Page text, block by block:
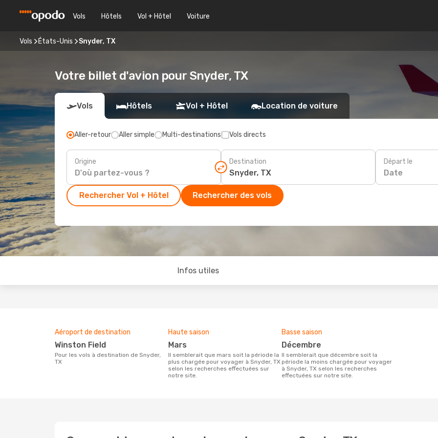
Vols Hôtels Vol + Hôtel Voiture
Vols États-Unis Snyder, TX
Votre billet d'avion pour Snyder, TX
Vols Hôtels Vol + Hôtel Location de voiture
Aller-retour Aller simple Multi-destinations Vols directs
Origine Destination Départ le
Date
Rechercher Vol + Hôtel Rechercher des vols
Infos utiles
Aéroport de destination
Winston Field
Pour les vols à destination de Snyder,
TX
Haute saison
mars
Il semblerait que mars soit la période la
plus chargée pour voyager à Snyder, TX
selon les recherches effectuées sur
notre site.
Basse saison
décembre
Il semblerait que décembre soit la
période la moins chargée pour voyager
à Snyder, TX selon les recherches
effectuées sur notre site.